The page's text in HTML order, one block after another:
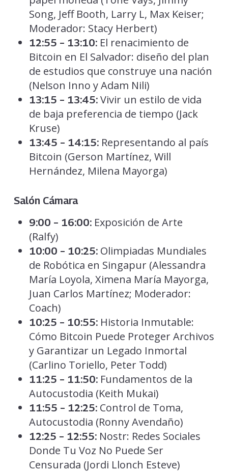
Song, Jeff Booth, Larry L, Max Keiser;
Moderador: Stacy Herbert)
12:55 – 13:10:El renacimiento de
Bitcoin en El Salvador: diseño del plan
de estudios que construye una nación
(Nelson Inno y Adam Nili)
13:15 – 13:45:Vivir un estilo de vida
de baja preferencia de tiempo (Jack
Kruse)
13:45 – 14:15:Representando al país
Bitcoin (Gerson Martínez, Will
Hernández, Milena Mayorga)
Salón Cámara
9:00 – 16:00:Exposición de Arte
(Ralfy)
10:00 – 10:25:Olimpiadas Mundiales
de Robótica en Singapur (Alessandra
María Loyola, Ximena María Mayorga,
Juan Carlos Martínez; Moderador:
Coach)
10:25 – 10:55:Historia Inmutable:
Cómo Bitcoin Puede Proteger Archivos
y Garantizar un Legado Inmortal
(Carlino Toriello, Peter Todd)
11:25 – 11:50:Fundamentos de la
Autocustodia (Keith Mukai)
11:55 – 12:25:Control de Toma,
Autocustodia (Ronny Avendaño)
12:25 – 12:55:Nostr: Redes Sociales
Donde Tu Voz No Puede Ser
Censurada (Jordi Llonch Esteve)